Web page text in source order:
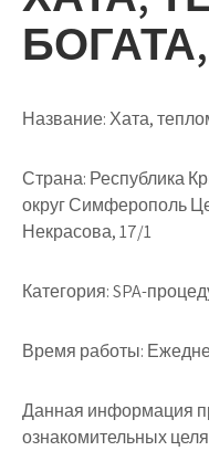
Название:Хата,
Страна: Республика
округ Симферополь
Некрасова, 17/1
Категория:SPA-
Время работы:
Данная информация
ознакомительных